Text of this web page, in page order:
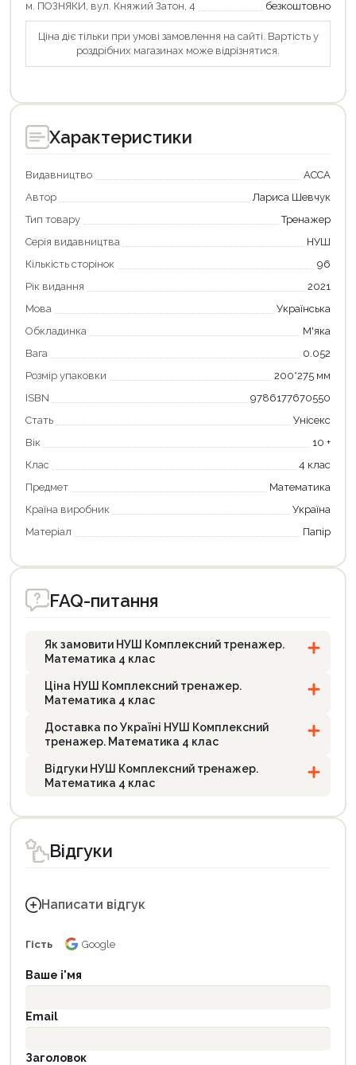
м. ПОЗНЯКИ, вул. Княжий Затон, 4 безкоштовно
Ціна діє тільки при умові замовлення на сайті. Вартість у
роздрібних магазинах може відрізнятися.
Характеристики
Видавництво
АССА
Автор
Лариса Шевчук
Тип товару
Тренажер
Серія видавництва
НУШ
Кількість сторінок
96
Рік видання
2021
Мова
Українська
Обкладинка
М'яка
Вага
0.052
Розмір упаковки
200*275 мм
ISBN
9786177670550
Стать
Унісекс
Вік
10 +
Клас
4 клас
Предмет
Математика
Країна виробник
Україна
Матеріал
Папір
FAQ-питання
Як замовити НУШ Комплексний тренажер.
Математика 4 клас
Ціна НУШ Комплексний тренажер.
Математика 4 клас
Доставка по Україні НУШ Комплексний
тренажер. Математика 4 клас
Відгуки НУШ Комплексний тренажер.
Математика 4 клас
Відгуки
Написати відгук
Гість Google
Ваше і'мя
Email
Заголовок
Продовжити покупки